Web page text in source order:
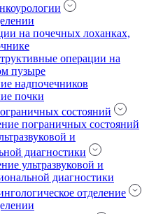
на почечных лоханках,
операции на
пузыре
надпочечников
почки
состояний
пограничных состояний
и
диагностики
ультразвуковой и
диагностики
отделение